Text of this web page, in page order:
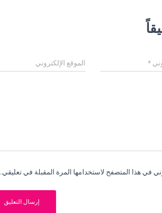
* الموقع الإلكتروني
في هذا المتصفح لاستخدامها المرة المقبلة في تعليقي.